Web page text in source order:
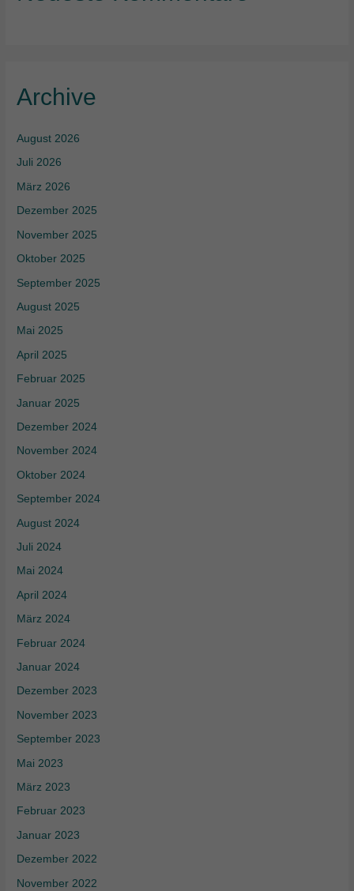
Archive
August 2026
Juli 2026
März 2026
Dezember 2025
November 2025
Oktober 2025
September 2025
August 2025
Mai 2025
April 2025
Februar 2025
Januar 2025
Dezember 2024
November 2024
Oktober 2024
September 2024
August 2024
Juli 2024
Mai 2024
April 2024
März 2024
Februar 2024
Januar 2024
Dezember 2023
November 2023
September 2023
Mai 2023
März 2023
Februar 2023
Januar 2023
Dezember 2022
November 2022